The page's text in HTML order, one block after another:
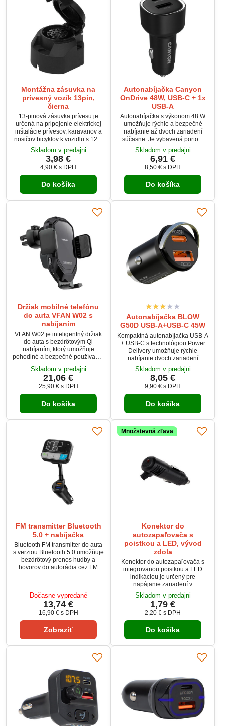
Montážna zásuvka na
prívesný vozík 13pin,
čierna
13-pinová zásuvka prívesu je
určená na pripojenie elektrickej
inštalácie prívesov, karavanov a
nosičov bicyklov k vozidlu s 12 V
elektrickou sústavou. Kvalitné
plastové prevedenie
zabezpečuje dlhú životnosť,
spoľahlivý prenos elektrických
signálov a odolnosť pri
každodennom používaní. Je
vhodná pre osobné aj úžitkové
vozidlá.
Skladom v predajni
3,98 €
4,90 € s DPH
Do košíka
Autonabíjačka Canyon
OnDrive 48W, USB-C + 1x
USB-A
Autonabíjačka s výkonom 48 W
umožňuje rýchle a bezpečné
nabíjanie až dvoch zariadení
súčasne. Je vybavená portom
USB-C s podporou Power
Delivery 30 W a portom USB-A s
technológiou Quick Charge 3.0
18 W, vďaka čomu spoľahlivo
nabije smartfóny, tablety,
navigácie aj ďalšie USB
zariadenia. Kompaktné rozmery,
široká kompatibilita a
viacnásobná ochrana z nej robia
ideálneho spoločníka na každú
Skladom v predajni
6,91 €
8,50 € s DPH
Do košíka
Držiak mobilné telefónu
do auta VFAN W02 s
nabíjaním
VFAN W02 je inteligentný držiak
do auta s bezdrôtovým Qi
nabíjaním, ktorý umožňuje
pohodlné a bezpečné používanie
gravitačnému mechanizmu sa
čeľuste automaticky prispôsobia
telefónu a pevne ho držia bez
nutnosti manuálneho
nastavovania. Nabíjací výkon až
ventilačnú mriežku šetrí miesto
a...
Skladom v predajni
21,06 €
25,90 € s DPH
Do košíka
Autonabíjačka BLOW
G50D USB-A+USB-C 45W
Kompaktná autonabíjačka USB-A
+ USB-C s technológiou Power
Delivery umožňuje rýchle
nabíjanie dvoch zariadení
súčasne. Ponúka maximálny
výkon 45 W, moderný dizajn a
malé rozmery, ktoré pôsobia čisto
a elegantne v každom interiéri
vozidla. Je kompatibilná s 12 V aj
24 V palubnou sieťou a chráni
tvoju elektroniku proti prepätiu.
Ideálna voľba, keď chceš mať
istotu rýchlej energie bez
kompromisov.
Skladom v predajni
8,05 €
9,90 € s DPH
Do košíka
FM transmitter Bluetooth
5.0 + nabíjačka
Bluetooth FM transmitter do auta
s verziou Bluetooth 5.0 umožňuje
bezdrôtový prenos hudby a
hovorov do autorádia cez FM
prichádzajúcom hovore.
Podporuje prehrávanie z
microSD karty do 64 GB a
formáty MP3/WMA/WAV/FLAC.
Zariadenie zároveň slúži ako
Dočasne vypredané
13,74 €
16,90 € s DPH
Zobraziť
Množstevná zľava
Konektor do
autozapaľovača s
poistkou a LED, vývod
zdola
Konektor do autozapaľovača s
integrovanou poistkou a LED
indikáciou je určený pre
napájanie zariadení v
automobiloch. Vývod pre kábel je
vedený zo spodnej časti, čo
umožňuje čistú a bezpečnú
montáž. Pracuje s napätím 12–15
V DC a zvláda maximálne
prúdové zaťaženie 4,5 A.
Skladom v predajni
1,79 €
2,20 € s DPH
Do košíka